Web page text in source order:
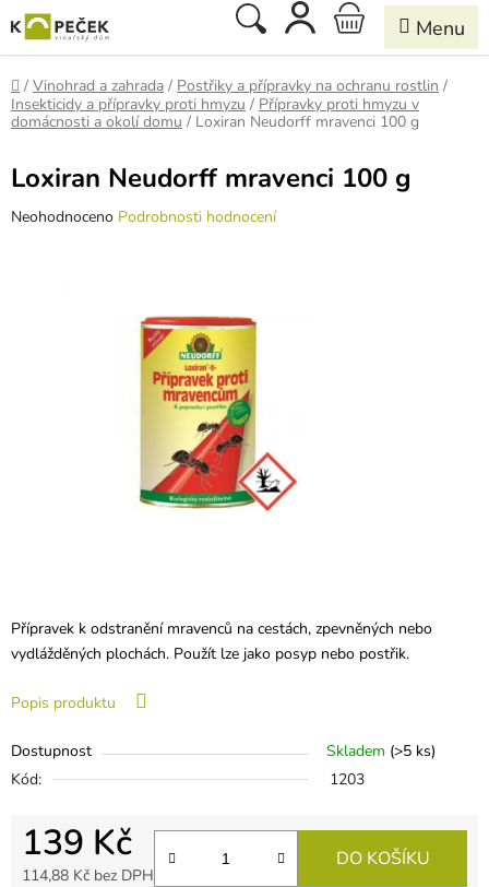
na
obsah
Hledat
NÁKUPNÍ
KOŠÍK
Domů
/ Vinohrad a zahrada / Postřiky a přípravky na ochranu rostlin /
Insekticidy a přípravky proti hmyzu / Přípravky proti hmyzu v
domácnosti a okolí domu / Loxiran Neudorff mravenci 100 g
Přípravek k odstranění mravenců na cestách, zpevněných nebo
vydlážděných plochách. Použít lze jako posyp nebo postřik.
Popis produktu
Dostupnost Skladem (>5 ks)
Kód:
1203
139 Kč
114,88 Kč bez DPH
DO KOŠÍKU
Loxiran Neudorff mravenci 100 g
Průměrné
Neohodnoceno Podrobnosti hodnocení